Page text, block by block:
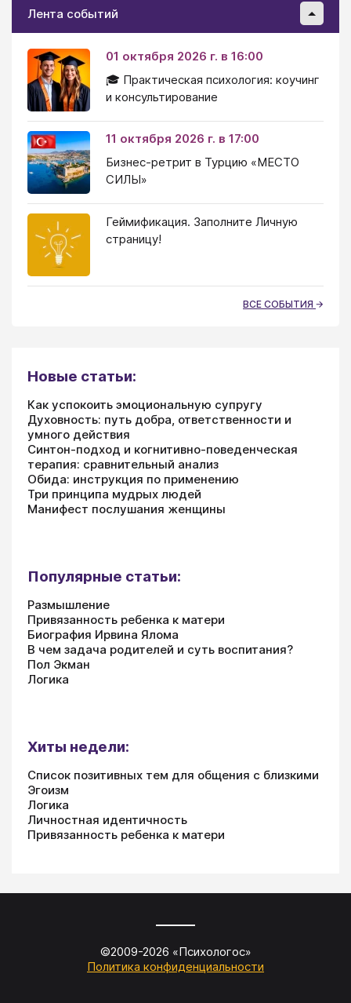
Лента событий
01 октября 2026 г. в 16:00
🎓 Практическая психология: коучинг
и консультирование
11 октября 2026 г. в 17:00
Бизнес-ретрит в Турцию «МЕСТО
СИЛЫ»
Геймификация. Заполните Личную
страницу!
ВСЕ СОБЫТИЯ
Новые статьи:
Как успокоить эмоциональную супругу
Духовность: путь добра, ответственности и
умного действия
Синтон-подход и когнитивно-поведенческая
терапия: сравнительный анализ
Обида: инструкция по применению
Три принципа мудрых людей
Манифест послушания женщины
Популярные статьи:
Размышление
Привязанность ребенка к матери
Биография Ирвина Ялома
В чем задача родителей и суть воспитания?
Пол Экман
Логика
Хиты недели:
Список позитивных тем для общения с близкими
Эгоизм
Логика
Личностная идентичность
Привязанность ребенка к матери
©2009-2026 «Психологос»
Политика конфиденциальности